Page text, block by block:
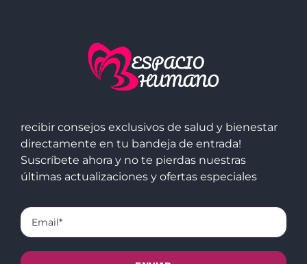
recibir consejos exclusivos de salud y bienestar
directamente en tu bandeja de entrada!
Suscríbete ahora y no te pierdas nuestras
últimas actualizaciones y ofertas especiales